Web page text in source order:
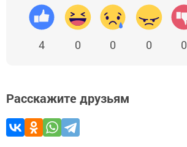
4 0 0 0 0
Расскажите друзьям